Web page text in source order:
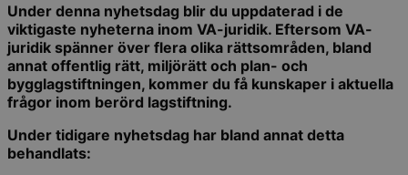
Under denna nyhetsdag blir du uppdaterad i de
viktigaste nyheterna inom VA-juridik. Eftersom VA-
juridik spänner över flera olika rättsområden, bland
annat offentlig rätt, miljörätt och plan- och
bygglagstiftningen, kommer du få kunskaper i aktuella
frågor inom berörd lagstiftning.
Under tidigare nyhetsdag har bland annat detta
behandlats: